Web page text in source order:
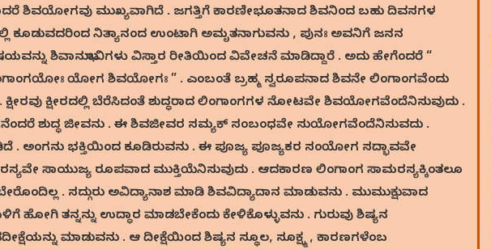
ಶಿವಯೋಗವು ಮುಖ್ಯವಾಗಿದೆ . ಜಗತ್ತಿಗೆ ಕಾರಣೀಭೂತನಾದ ಶಿವನಿಂದ ಬಹು ದಿವಸಗಳ
ಕೂಡುವದರಿಂದ ನಿತ್ಯಾನಂದ ಉಂಟಾಗಿ ಅಮೃತನಾಗುವನು , ಪುನಃ ಅವನಿಗೆ ಜನನ
ಶಿವಾನುಭಾವಿಗಳು ವಿಸ್ತಾರ ರೀತಿಯಿಂದ ವಿವೇಚನೆ ಮಾಡಿದ್ದಾರೆ . ಅದು ಹೇಗೆಂದರೆ “
ಯೋಗ ಶಿವಯೋಗಃ ” . ಎಂಬಂತೆ ಬ್ರಹ್ಮ ಸ್ವರೂಪನಾದ ಶಿವನೇ ಲಿಂಗಾಂಗವೆಂದು
ಕ್ಷೀರವು ಕ್ಷೀರದಲ್ಲಿ ಬೆರೆಸಿದಂತೆ ಶುದ್ಧರಾದ ಲಿಂಗಾಂಗಗಳ ನೋಟವೇ ಶಿವಯೋಗವೆಂದೆನಿಸುವುದು .
ಶುದ್ಧ ಜೀವನು . ಈ ಶಿವಜೀವರ ಸಮ್ಯಕ್ ಸಂಬಂಧವೇ ಸುಯೋಗವೆಂದೆನಿಸುವದು .
. ಅಂಗನು ಭಕ್ತಿಯಿಂದ ಕೂಡಿರುವನು . ಈ ಪೂಜ್ಯ ಪೂಜ್ಯಕರ ಸಂಯೋಗ ಸದ್ಭಾವವೇ
ಸಾಯುಜ್ಯ ರೂಪವಾದ ಮುಕ್ತಿಯೆನಿಸುವುದು . ಆದಕಾರಣ ಲಿಂಗಾಂಗ ಸಾಮರಸ್ಯಕ್ಕಿಂತಲೂ
. ಸದ್ಗುರು ಅವಿದ್ಯಾನಾಶ ಮಾಡಿ ಶಿವವಿದ್ಯಾದಾನ ಮಾಡುವನು . ಮುಮುಕ್ಷುವಾದ
ಹೋಗಿ ತನ್ನನ್ನು ಉದ್ಧಾರ ಮಾಡಬೇಕೆಂದು ಕೇಳಿಕೊಳ್ಳುವನು . ಗುರುವು ಶಿಷ್ಯನ
ಮಾಡುವನು . ಆ ದೀಕ್ಷೆಯಿಂದ ಶಿಷ್ಯನ ಸ್ಥೂಲ, ಸೂಕ್ಷ್ಮ , ಕಾರಣಗಳೆಂಬ